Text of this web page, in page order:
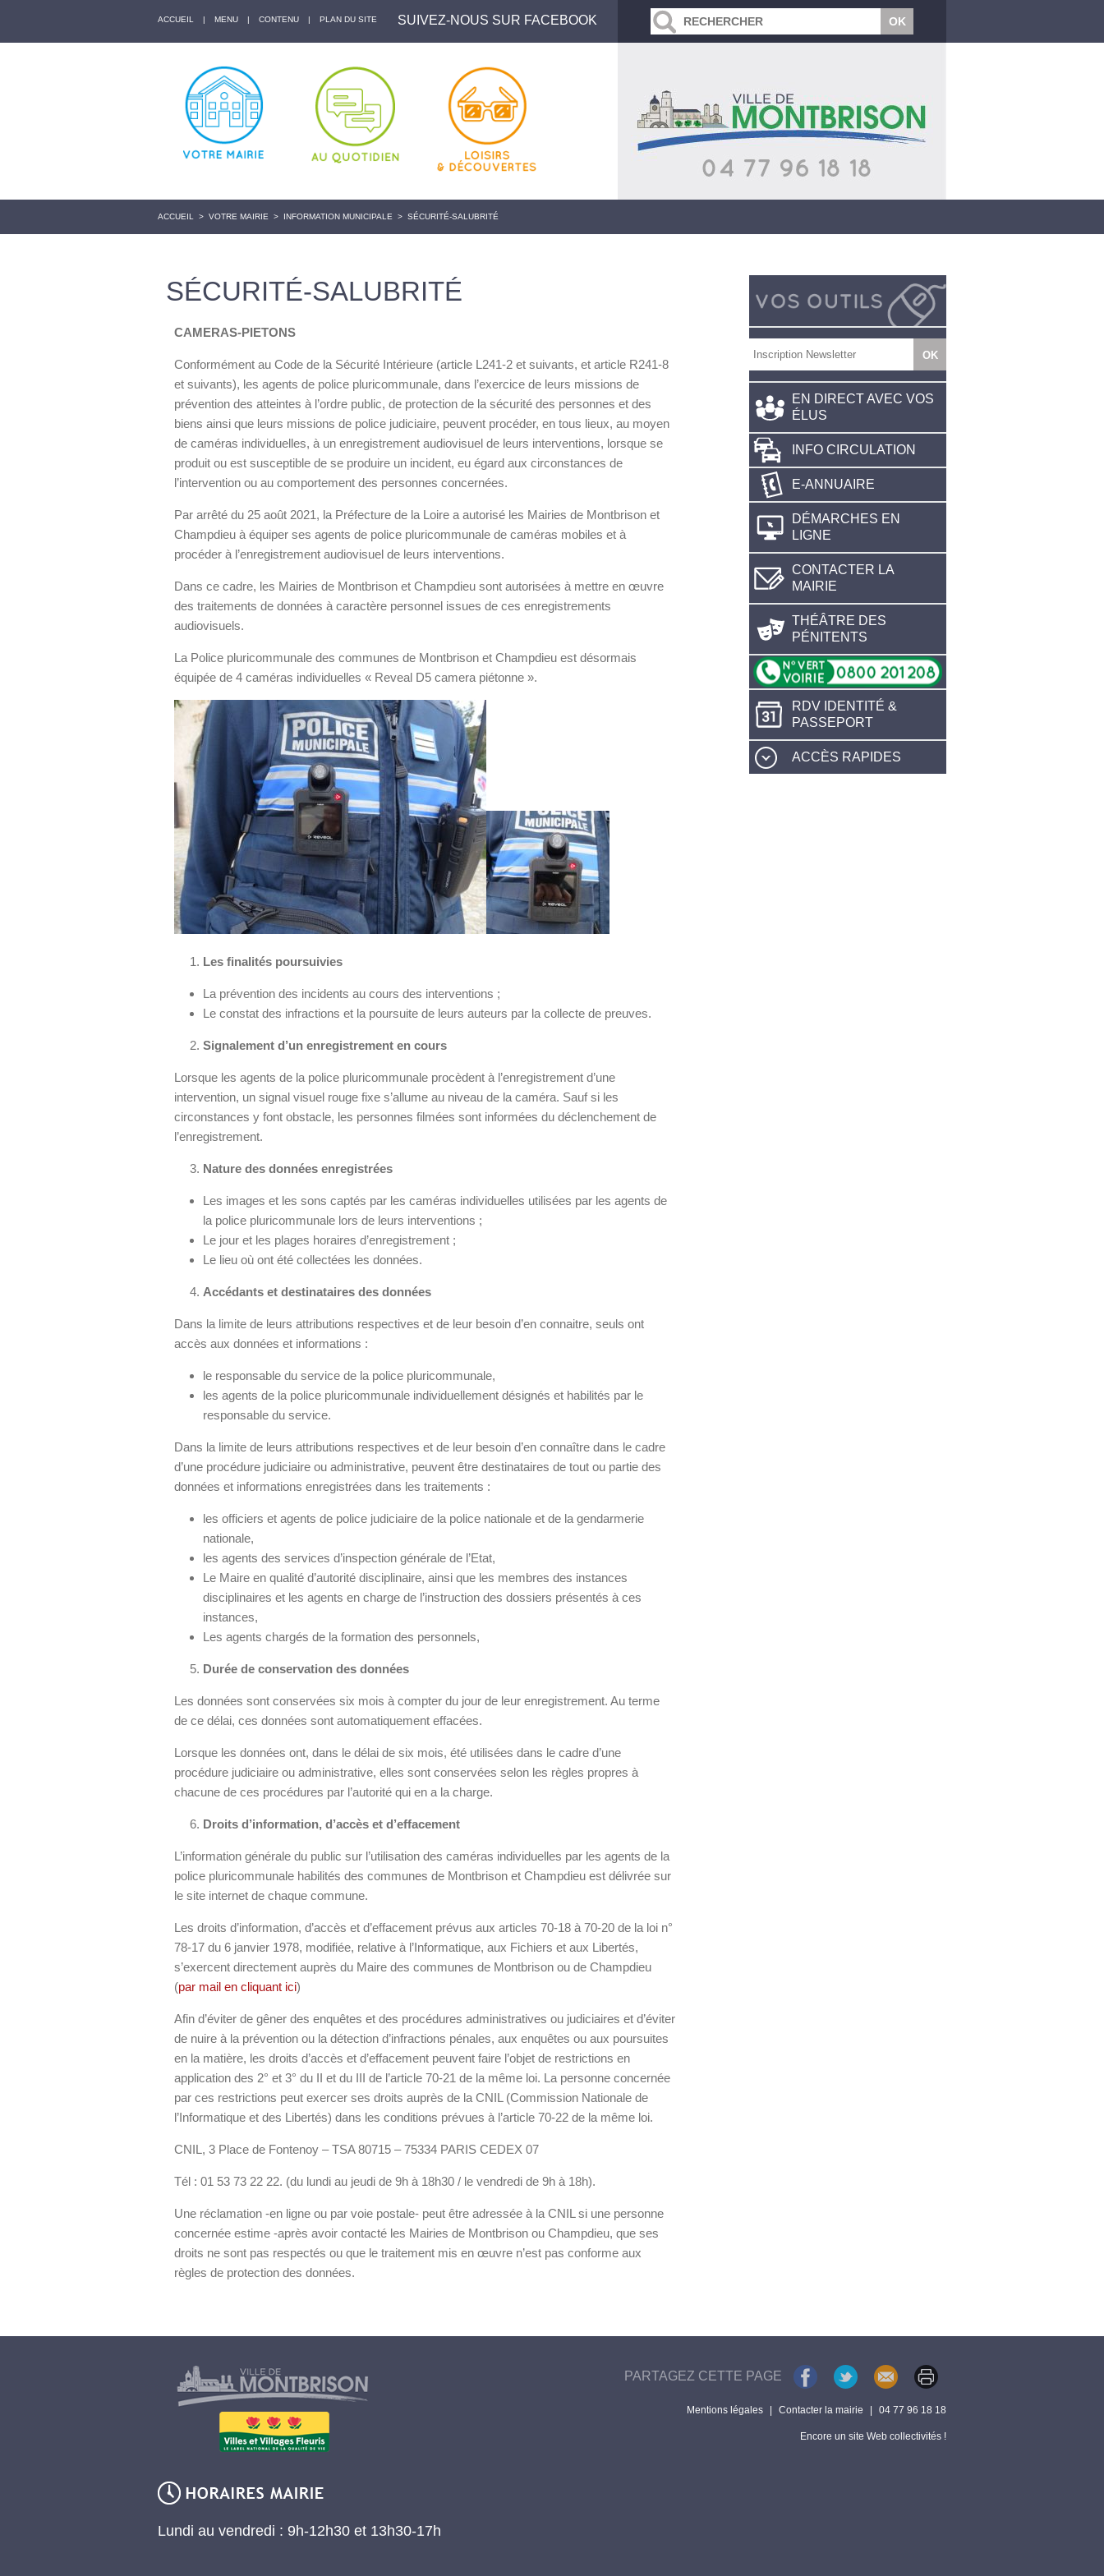
ACCUEIL | MENU | CONTENU | PLAN DU SITE SUIVEZ-NOUS SUR FACEBOOK
ACCUEIL > VOTRE MAIRIE > INFORMATION MUNICIPALE > SÉCURITÉ-SALUBRITÉ
SÉCURITÉ-SALUBRITÉ
CAMERAS-PIETONS
Conformément au Code de la Sécurité Intérieure (article L241-2 et suivants, et article R241-8
et suivants), les agents de police pluricommunale, dans l’exercice de leurs missions de
prévention des atteintes à l’ordre public, de protection de la sécurité des personnes et des
biens ainsi que leurs missions de police judiciaire, peuvent procéder, en tous lieux, au moyen
de caméras individuelles, à un enregistrement audiovisuel de leurs interventions, lorsque se
produit ou est susceptible de se produire un incident, eu égard aux circonstances de
l’intervention ou au comportement des personnes concernées.
Par arrêté du 25 août 2021, la Préfecture de la Loire a autorisé les Mairies de Montbrison et
Champdieu à équiper ses agents de police pluricommunale de caméras mobiles et à
procéder à l’enregistrement audiovisuel de leurs interventions.
Dans ce cadre, les Mairies de Montbrison et Champdieu sont autorisées à mettre en œuvre
des traitements de données à caractère personnel issues de ces enregistrements
audiovisuels.
La Police pluricommunale des communes de Montbrison et Champdieu est désormais
équipée de 4 caméras individuelles « Reveal D5 camera piétonne ».
Les finalités poursuivies
La prévention des incidents au cours des interventions ;
Le constat des infractions et la poursuite de leurs auteurs par la collecte de preuves.
Signalement d’un enregistrement en cours
Lorsque les agents de la police pluricommunale procèdent à l’enregistrement d’une
intervention, un signal visuel rouge fixe s’allume au niveau de la caméra. Sauf si les
circonstances y font obstacle, les personnes filmées sont informées du déclenchement de
l’enregistrement.
Nature des données enregistrées
Les images et les sons captés par les caméras individuelles utilisées par les agents de
la police pluricommunale lors de leurs interventions ;
Le jour et les plages horaires d’enregistrement ;
Le lieu où ont été collectées les données.
Accédants et destinataires des données
Dans la limite de leurs attributions respectives et de leur besoin d’en connaitre, seuls ont
accès aux données et informations :
le responsable du service de la police pluricommunale,
les agents de la police pluricommunale individuellement désignés et habilités par le
responsable du service.
Dans la limite de leurs attributions respectives et de leur besoin d’en connaître dans le cadre
d’une procédure judiciaire ou administrative, peuvent être destinataires de tout ou partie des
données et informations enregistrées dans les traitements :
les officiers et agents de police judiciaire de la police nationale et de la gendarmerie
nationale,
les agents des services d’inspection générale de l’Etat,
Le Maire en qualité d’autorité disciplinaire, ainsi que les membres des instances
disciplinaires et les agents en charge de l’instruction des dossiers présentés à ces
instances,
Les agents chargés de la formation des personnels,
Durée de conservation des données
Les données sont conservées six mois à compter du jour de leur enregistrement. Au terme
de ce délai, ces données sont automatiquement effacées.
Lorsque les données ont, dans le délai de six mois, été utilisées dans le cadre d’une
procédure judiciaire ou administrative, elles sont conservées selon les règles propres à
chacune de ces procédures par l’autorité qui en a la charge.
Droits d’information, d’accès et d’effacement
L’information générale du public sur l’utilisation des caméras individuelles par les agents de la
police pluricommunale habilités des communes de Montbrison et Champdieu est délivrée sur
le site internet de chaque commune.
Les droits d’information, d’accès et d’effacement prévus aux articles 70-18 à 70-20 de la loi n°
78-17 du 6 janvier 1978, modifiée, relative à l’Informatique, aux Fichiers et aux Libertés,
s’exercent directement auprès du Maire des communes de Montbrison ou de Champdieu
(par mail en cliquant ici)
Afin d’éviter de gêner des enquêtes et des procédures administratives ou judiciaires et d’éviter
de nuire à la prévention ou la détection d’infractions pénales, aux enquêtes ou aux poursuites
en la matière, les droits d’accès et d’effacement peuvent faire l’objet de restrictions en
application des 2° et 3° du II et du III de l’article 70-21 de la même loi. La personne concernée
par ces restrictions peut exercer ses droits auprès de la CNIL (Commission Nationale de
l’Informatique et des Libertés) dans les conditions prévues à l’article 70-22 de la même loi.
CNIL, 3 Place de Fontenoy – TSA 80715 – 75334 PARIS CEDEX 07
Tél : 01 53 73 22 22. (du lundi au jeudi de 9h à 18h30 / le vendredi de 9h à 18h).
Une réclamation -en ligne ou par voie postale- peut être adressée à la CNIL si une personne
concernée estime -après avoir contacté les Mairies de Montbrison ou Champdieu, que ses
droits ne sont pas respectés ou que le traitement mis en œuvre n’est pas conforme aux
règles de protection des données.
EN DIRECT AVEC VOS
ÉLUS
INFO CIRCULATION
E-ANNUAIRE
DÉMARCHES EN
LIGNE
CONTACTER LA
MAIRIE
THÉÂTRE DES
PÉNITENTS
RDV IDENTITÉ &
PASSEPORT
ACCÈS RAPIDES
Lundi au vendredi : 9h-12h30 et 13h30-17h
PARTAGEZ CETTE PAGE
Mentions légales Contacter la mairie 04 77 96 18 18
Encore un site Web collectivités !